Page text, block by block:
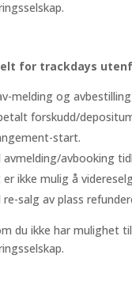
for trackdays
melding og
forskudd/
start.
avmelding/avbooking
er ikke mulig å
re-salg av plass
du ikke har mulighet